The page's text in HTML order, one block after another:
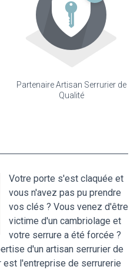
Partenaire Artisan Serrurier de
Qualité
Votre porte s'est claquée et
vous n'avez pas pu prendre
vos clés ? Vous venez d'être
victime d'un cambriolage et
votre serrure a été forcée ?
d'un artisan serrurier de
est l'entreprise de serrurerie